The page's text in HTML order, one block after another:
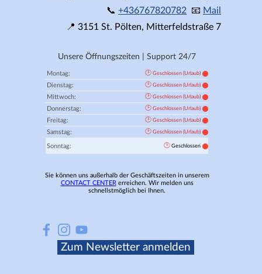
Unsere Öffnungszeiten | Support 24/7
Montag: 🕑 Geschlossen (Urlaub)
Dienstag: 🕑 Geschlossen (Urlaub)
Mittwoch: 🕑 Geschlossen (Urlaub)
Donnerstag: 🕑 Geschlossen (Urlaub)
Freitag: 🕑 Geschlossen (Urlaub)
Samstag: 🕑 Geschlossen (Urlaub)
Sonntag: 🕑 Geschlossen
📞 +436767820782 📧 Mail
📍 3151 St. Pölten, Mitterfeldstraße 7
Zum Newsletter anmelden
Sie können uns außerhalb der Geschäftszeiten in unserem
CONTACT CENTER erreichen. Wir melden uns
schnellstmöglich bei Ihnen.